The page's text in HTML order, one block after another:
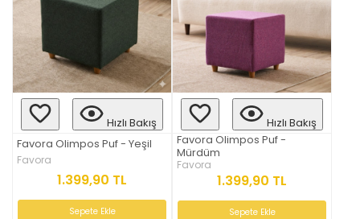
Hızlı Bakış
Favora Olimpos Puf - Yeşil
Favora
1.399,90 TL
Sepete Ekle
Hızlı Bakış
Favora Olimpos Puf -
Mürdüm
Favora
1.399,90 TL
Sepete Ekle